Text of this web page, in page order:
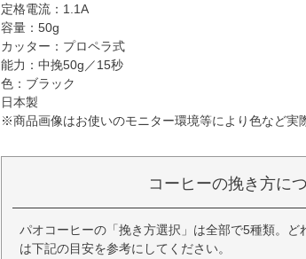
定格電流：1.1A
容量：50g
カッター：プロペラ式
能力：中挽50g／15秒
色：ブラック
日本製
※商品画像はお使いのモニター環境等により色など実
コーヒーの挽き方に
パオコーヒーの「挽き方選択」は全部で5種類。ど
は下記の目安を参考にしてください。